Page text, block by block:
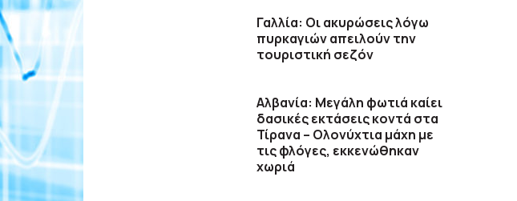
Γαλλία: Οι ακυρώσεις λόγω
πυρκαγιών απειλούν την
τουριστική σεζόν
Αλβανία: Μεγάλη φωτιά καίει
δασικές εκτάσεις κοντά στα
Τίρανα – Ολονύχτια μάχη με
τις φλόγες, εκκενώθηκαν
χωριά